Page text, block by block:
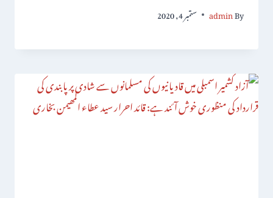
By
admin ستمبر 4, 2020